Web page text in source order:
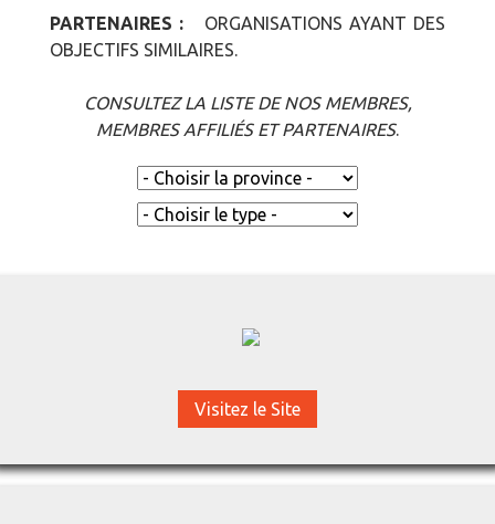
PARTENAIRES :
ORGANISATIONS AYANT DES
OBJECTIFS SIMILAIRES.
CONSULTEZ LA LISTE DE NOS MEMBRES,
MEMBRES AFFILIÉS ET PARTENAIRES.
Visitez le Site